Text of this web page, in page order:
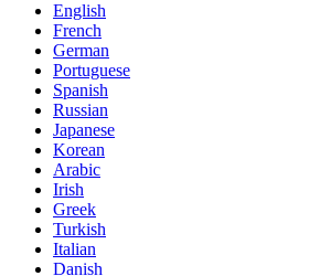
English
French
German
Portuguese
Spanish
Russian
Japanese
Korean
Arabic
Irish
Greek
Turkish
Italian
Danish